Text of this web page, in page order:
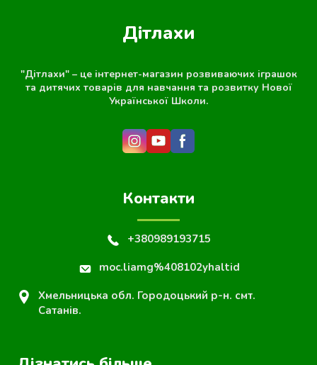
Дітлахи
"Дітлахи" – це інтернет-магазин розвиваючих іграшок
та дитячих товарів для навчання та розвитку Нової
Української Школи.
Контакти
+380989193715
moc.liamg%408102yhaltid
Хмельницька обл. Городоцький р-н. смт.
Сатанів.